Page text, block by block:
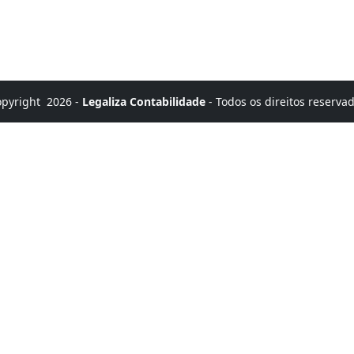
2026 - Legaliza Contabilidade- Todos os direitos